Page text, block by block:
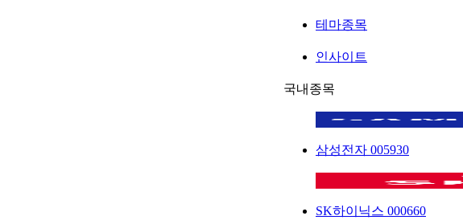
테마종목
인사이트
국내종목
삼성전자 005930
SK하이닉스 000660